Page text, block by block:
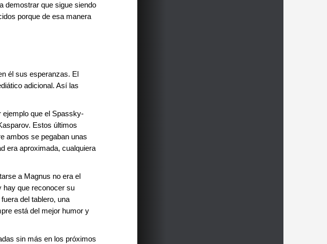
demostrar que sigue siendo
porque de esa manera
él sus esperanzas. El
adicional. Así las
ejemplo que el Spassky-
Estos últimos
ambos se pegaban unas
era aproximada, cualquiera
a Magnus no era el
hay que reconocer su
del tablero, una
está del mejor humor y
sin más en los próximos